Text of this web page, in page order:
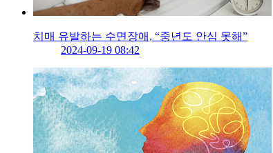
치매 유발하는 수면장애, “중년도 안심 못해”
2024-09-19 08:42